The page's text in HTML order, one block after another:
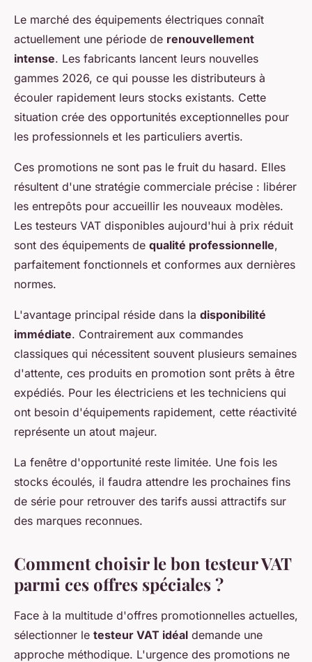
Le marché des équipements électriques connaît
actuellement une période de renouvellement
intense. Les fabricants lancent leurs nouvelles
gammes 2026, ce qui pousse les distributeurs à
écouler rapidement leurs stocks existants. Cette
situation crée des opportunités exceptionnelles pour
les professionnels et les particuliers avertis.
Ces promotions ne sont pas le fruit du hasard. Elles
résultent d'une stratégie commerciale précise : libérer
les entrepôts pour accueillir les nouveaux modèles.
Les testeurs VAT disponibles aujourd'hui à prix réduit
sont des équipements de qualité professionnelle,
parfaitement fonctionnels et conformes aux dernières
normes.
L'avantage principal réside dans la disponibilité
immédiate. Contrairement aux commandes
classiques qui nécessitent souvent plusieurs semaines
d'attente, ces produits en promotion sont prêts à être
expédiés. Pour les électriciens et les techniciens qui
ont besoin d'équipements rapidement, cette réactivité
représente un atout majeur.
La fenêtre d'opportunité reste limitée. Une fois les
stocks écoulés, il faudra attendre les prochaines fins
de série pour retrouver des tarifs aussi attractifs sur
des marques reconnues.
Comment choisir le bon testeur VAT
parmi ces offres spéciales ?
Face à la multitude d'offres promotionnelles actuelles,
sélectionner le testeur VAT idéal demande une
approche méthodique. L'urgence des promotions ne